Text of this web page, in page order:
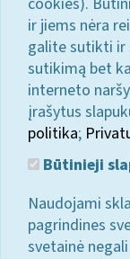
ir jiems nėra
galite sutikti ir
sutikimą bet
interneto
įrašytus
politika;
Būtinieji
Naudojami
pagrindines
svetainė